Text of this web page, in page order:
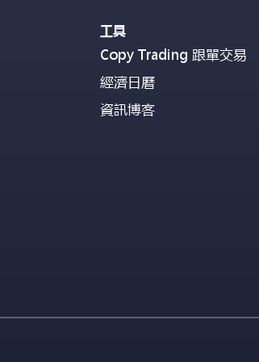
工具
Copy Trading 跟單交易
經濟日曆
資訊博客